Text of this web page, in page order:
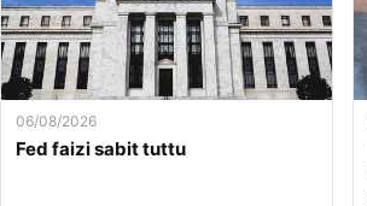
06/08/2026
Fed faizi sabit tuttu